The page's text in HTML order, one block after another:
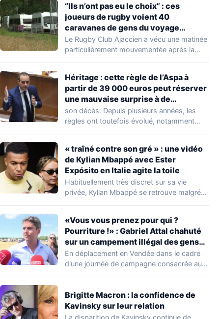
“Ils n’ont pas eu le choix” : ces
joueurs de rugby voient 40
caravanes de gens du voyage
s’installer dans leur stade, ils les
délogent en moins d’1 heure
Le Rugby Club Ajaccien a vécu une matinée
particulièrement mouvementée après la
Héritage : cette règle de l’Aspa à
partir de 39 000 euros peut réserver
une mauvaise surprise à de
nombreuses familles
son décès. Depuis plusieurs années, les
règles ont toutefois évolué, notamment
« traîné contre son gré » : une vidéo
de Kylian Mbappé avec Ester
Expósito en Italie agite la toile
Habituellement très discret sur sa vie
privée, Kylian Mbappé se retrouve malgré
«Vous vous prenez pour qui ?
Pourriture !» : Gabriel Attal chahuté
sur un campement illégal des gens
du voyage
En déplacement en Vendée dans le cadre
d'une journée de campagne consacrée aux
Brigitte Macron : la confidence de
Kavinsky sur leur relation
La disparition de Kavinsky continue de